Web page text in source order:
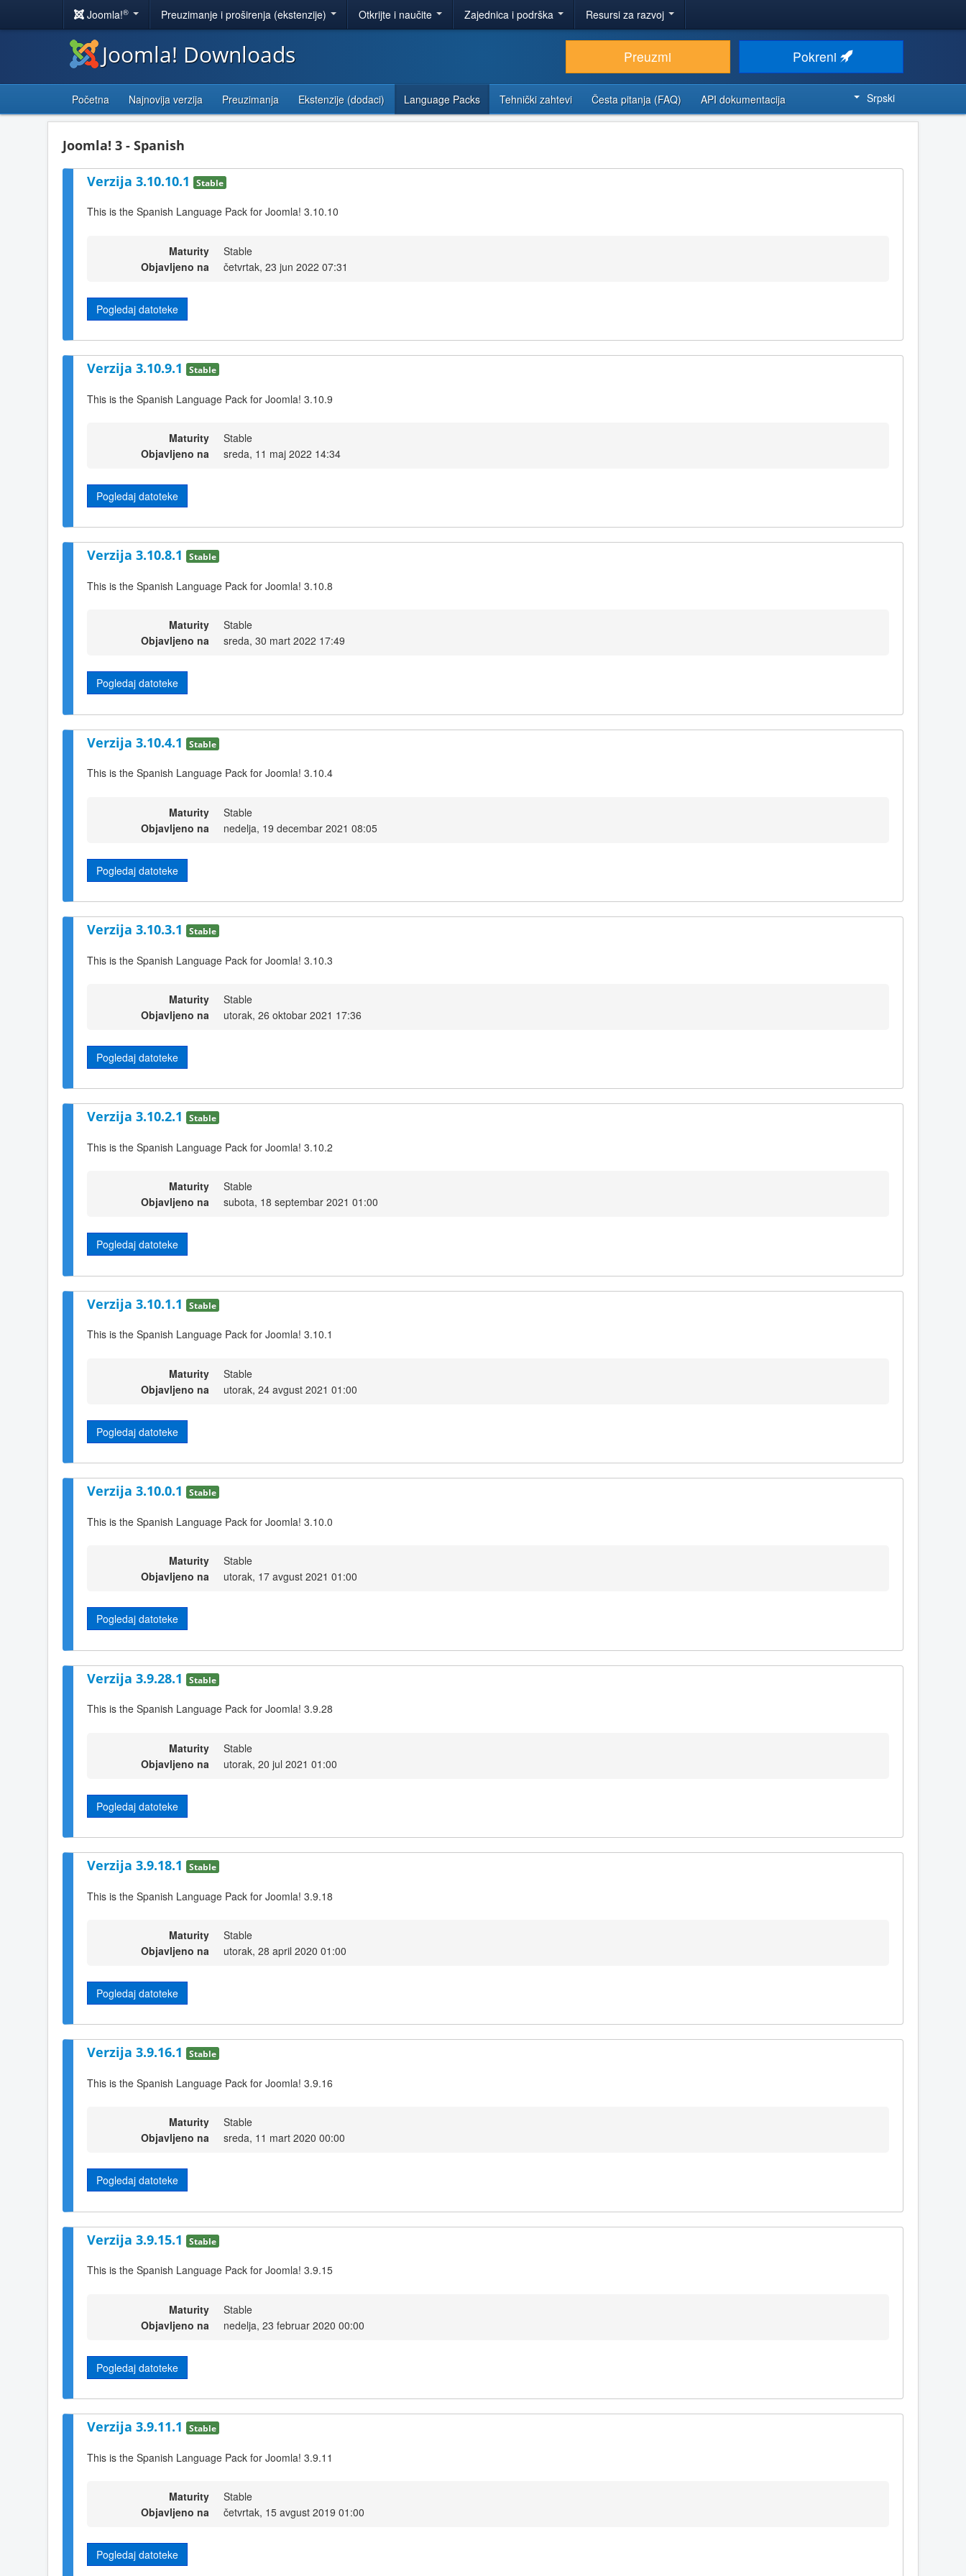
Joomla!® Preuzimanje i proširenja (ekstenzije) Otkrijte i naučite Zajednica i podrška Resursi za razvoj
Joomla! Downloads Preuzmi Pokreni
Početna Najnovija verzija Preuzimanja Ekstenzije (dodaci) Language Packs Tehnički zahtevi Česta pitanja (FAQ) API dokumentacija Srpski
Joomla! 3 - Spanish
Verzija 3.10.10.1 Stable
This is the Spanish Language Pack for Joomla! 3.10.10
Maturity
Stable
Objavljeno na
četvrtak, 23 jun 2022 07:31
Pogledaj datoteke
Verzija 3.10.9.1 Stable
This is the Spanish Language Pack for Joomla! 3.10.9
Maturity
Stable
Objavljeno na
sreda, 11 maj 2022 14:34
Pogledaj datoteke
Verzija 3.10.8.1 Stable
This is the Spanish Language Pack for Joomla! 3.10.8
Maturity
Stable
Objavljeno na
sreda, 30 mart 2022 17:49
Pogledaj datoteke
Verzija 3.10.4.1 Stable
This is the Spanish Language Pack for Joomla! 3.10.4
Maturity
Stable
Objavljeno na
nedelja, 19 decembar 2021 08:05
Pogledaj datoteke
Verzija 3.10.3.1 Stable
This is the Spanish Language Pack for Joomla! 3.10.3
Maturity
Stable
Objavljeno na
utorak, 26 oktobar 2021 17:36
Pogledaj datoteke
Verzija 3.10.2.1 Stable
This is the Spanish Language Pack for Joomla! 3.10.2
Maturity
Stable
Objavljeno na
subota, 18 septembar 2021 01:00
Pogledaj datoteke
Verzija 3.10.1.1 Stable
This is the Spanish Language Pack for Joomla! 3.10.1
Maturity
Stable
Objavljeno na
utorak, 24 avgust 2021 01:00
Pogledaj datoteke
Verzija 3.10.0.1 Stable
This is the Spanish Language Pack for Joomla! 3.10.0
Maturity
Stable
Objavljeno na
utorak, 17 avgust 2021 01:00
Pogledaj datoteke
Verzija 3.9.28.1 Stable
This is the Spanish Language Pack for Joomla! 3.9.28
Maturity
Stable
Objavljeno na
utorak, 20 jul 2021 01:00
Pogledaj datoteke
Verzija 3.9.18.1 Stable
This is the Spanish Language Pack for Joomla! 3.9.18
Maturity
Stable
Objavljeno na
utorak, 28 april 2020 01:00
Pogledaj datoteke
Verzija 3.9.16.1 Stable
This is the Spanish Language Pack for Joomla! 3.9.16
Maturity
Stable
Objavljeno na
sreda, 11 mart 2020 00:00
Pogledaj datoteke
Verzija 3.9.15.1 Stable
This is the Spanish Language Pack for Joomla! 3.9.15
Maturity
Stable
Objavljeno na
nedelja, 23 februar 2020 00:00
Pogledaj datoteke
Verzija 3.9.11.1 Stable
This is the Spanish Language Pack for Joomla! 3.9.11
Maturity
Stable
Objavljeno na
četvrtak, 15 avgust 2019 01:00
Pogledaj datoteke